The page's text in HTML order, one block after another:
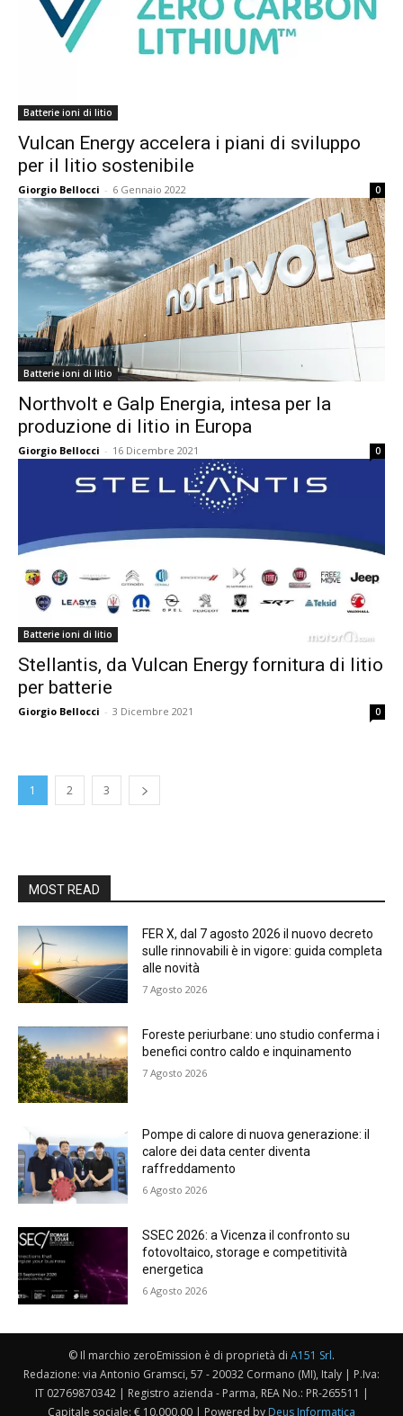
Batterie ioni di litio
Vulcan Energy accelera i piani di sviluppo
per il litio sostenibile
Giorgio Bellocci - 6 Gennaio 2022 0
Batterie ioni di litio
Northvolt e Galp Energia, intesa per la
produzione di litio in Europa
Giorgio Bellocci - 16 Dicembre 2021 0
Batterie ioni di litio
Stellantis, da Vulcan Energy fornitura di litio
per batterie
Giorgio Bellocci - 3 Dicembre 2021 0
1 2 3
MOST READ
FER X, dal 7 agosto 2026 il nuovo decreto
sulle rinnovabili è in vigore: guida completa
alle novità
7 Agosto 2026
Foreste periurbane: uno studio conferma i
benefici contro caldo e inquinamento
7 Agosto 2026
Pompe di calore di nuova generazione: il
calore dei data center diventa
raffreddamento
6 Agosto 2026
SSEC 2026: a Vicenza il confronto su
fotovoltaico, storage e competitività
energetica
6 Agosto 2026
© Il marchio zeroEmission è di proprietà di A151 Srl.
Redazione: via Antonio Gramsci, 57 - 20032 Cormano (MI), Italy | P.Iva:
IT 02769870342 | Registro azienda - Parma, REA No.: PR-265511 |
Capitale sociale: € 10.000,00 | Powered by Deus Informatica